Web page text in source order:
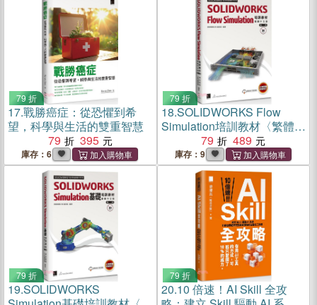
79 折
17.戰勝癌症：從恐懼到希
望，科學與生活的雙重智慧
79
395
庫存：6
79 折
18.SOLIDWORKS Flow
Simulation培訓教材〈繁體中
79 489
庫存：9
79 折
19.SOLIDWORKS
79 折
20.10 倍速！AI Skill 全攻